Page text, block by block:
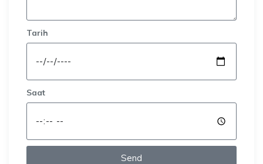
Tarih
Saat
Send